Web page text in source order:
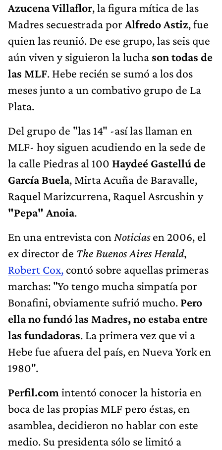
Azucena Villaflor, la figura mítica de las
Madres secuestrada por Alfredo Astiz, fue
quien las reunió. De ese grupo, las seis que
aún viven y siguieron la lucha son todas de
las MLF. Hebe recién se sumó a los dos
meses junto a un combativo grupo de La
Plata.
Del grupo de "las 14" -así las llaman en
MLF- hoy siguen acudiendo en la sede de
la calle Piedras al 100 Haydeé Gastellú de
García Buela, Mirta Acuña de Baravalle,
Raquel Marizcurrena, Raquel Asrcushin y
"Pepa" Anoia.
En una entrevista con Noticiasen 2006, el
ex director de The Buenos Aires Herald,
Robert Cox, contó sobre aquellas primeras
marchas: "Yo tengo mucha simpatía por
Bonafini, obviamente sufrió mucho. Pero
ella no fundó las Madres, no estaba entre
las fundadoras. La primera vez que vi a
Hebe fue afuera del país, en Nueva York en
1980".
Perfil.com intentó conocer la historia en
boca de las propias MLF pero éstas, en
asamblea, decidieron no hablar con este
medio. Su presidenta sólo se limitó a